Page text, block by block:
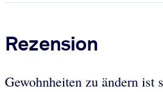
Rezension
Gewohnheiten zu ändern